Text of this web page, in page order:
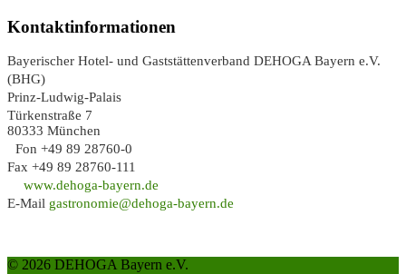
Kontaktinformationen
Bayerischer Hotel- und Gaststättenverband DEHOGA Bayern e.V.
(BHG)
Prinz-Ludwig-Palais
Türkenstraße 7
80333 München
Fon +49 89 28760-0
Fax +49 89 28760-111
www.dehoga-bayern.de
E-Mail gastronomie@dehoga-bayern.de
© 2026 DEHOGA Bayern e.V.